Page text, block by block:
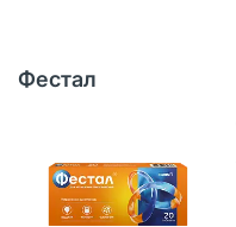
Фестал